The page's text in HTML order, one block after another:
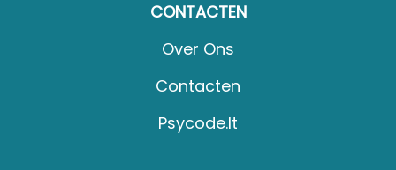
CONTACTEN
Over Ons
Contacten
Psycode.it